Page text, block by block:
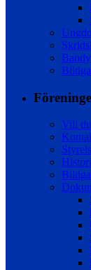
Vill